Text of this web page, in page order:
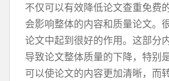
不仅可以有效降低论文查重免费
会影响整体的内容和质量论文。
论文中起到很好的作用。这部分
导致论文整体质量的下降，特别
可以使论文的内容更加清晰，而